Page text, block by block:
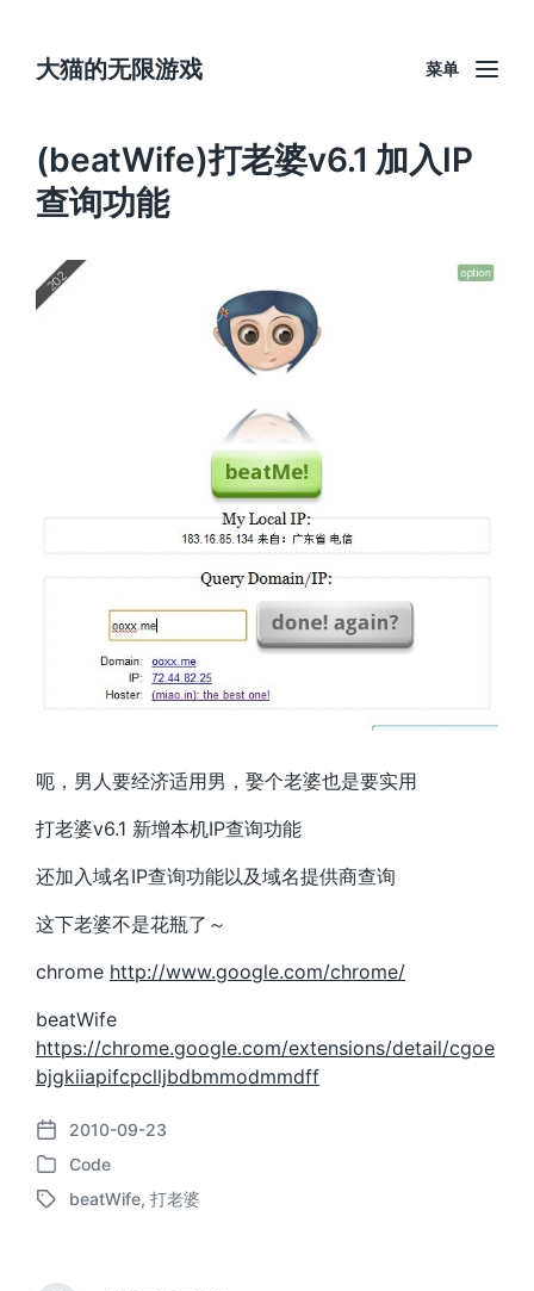
大猫的无限游戏 菜单
(beatWife)打老婆v6.1 加入IP
查询功能
呃，男人要经济适用男，娶个老婆也是要实用
打老婆v6.1 新增本机IP查询功能
还加入域名IP查询功能以及域名提供商查询
这下老婆不是花瓶了～
chrome http://www.google.com/chrome/
beatWife
https://chrome.google.com/extensions/detail/cgoe
bjgkiiapifcpclljbdbmmodmmdff
发
布
日
2010-09-23
发
布
Code
标
beatWife, 打老婆